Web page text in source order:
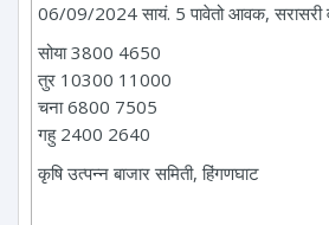
06/09/2024 सायं. 5 पावेतो आवक, सरासरी
सोया 3800 4650
तुर 10300 11000
चना 6800 7505
गहु 2400 2640
कृषि उत्पन्न बाजार समिती, हिंगणघाट